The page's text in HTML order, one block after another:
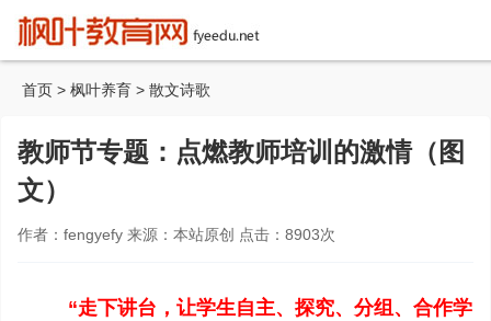
首页 > 枫叶养育 > 散文诗歌
教师节专题：点燃教师培训的激情（图
文）
作者：fengyefy 来源：本站原创 点击： 8903次
“走下讲台，让学生自主、探究、分组、合作学